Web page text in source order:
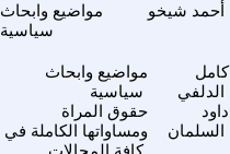
مواضيع وابحاث
سياسية
أحمد شيخو
مواضيع وابحاث
سياسية
كامل
الدلفي
حقوق المراة
ومساواتها الكاملة في
كافة المجالات
داود
السلمان